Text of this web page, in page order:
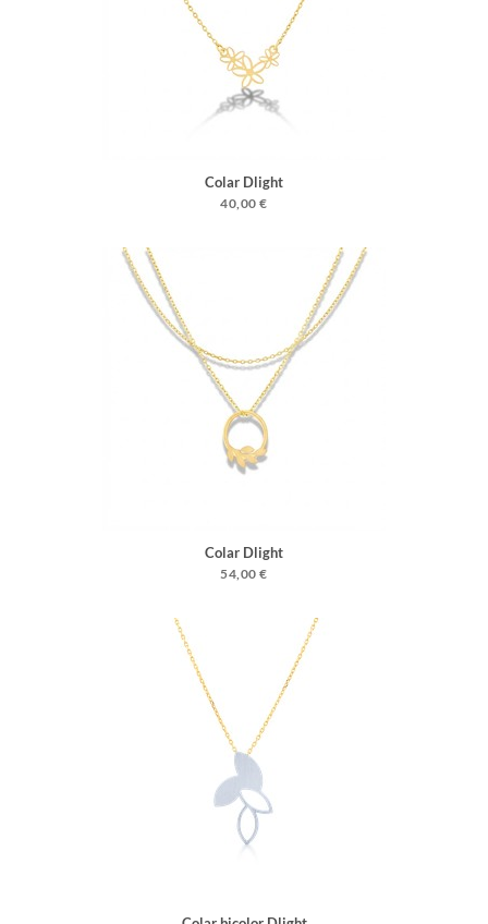
Colar Dlight
40,00 €
Colar Dlight
54,00 €